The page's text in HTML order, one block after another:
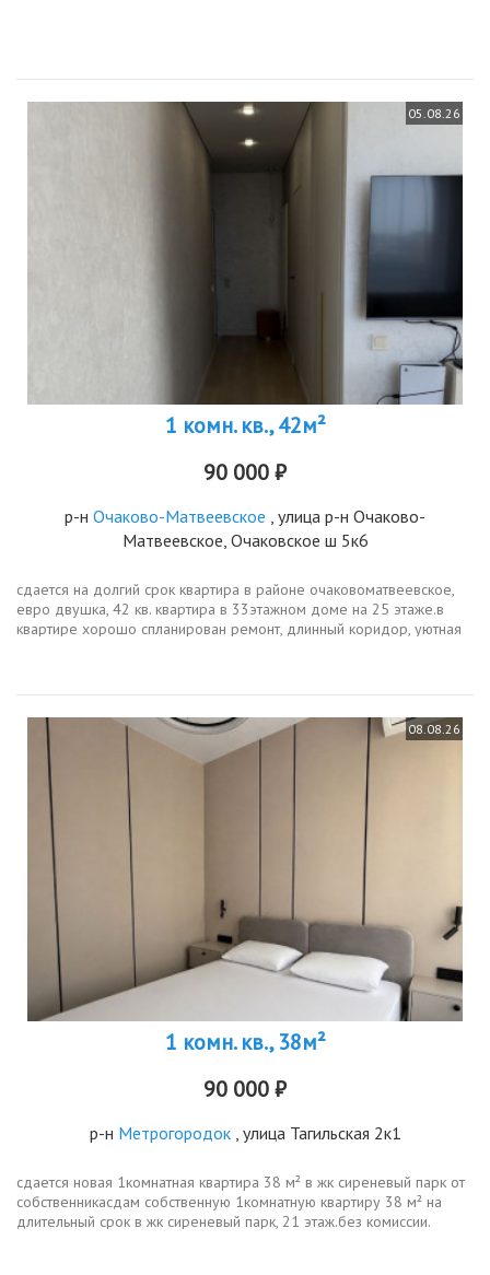
05.08.26
1 комн. кв., 42м²
90 000 ₽
р-н Очаково-Матвеевское , улица р-н Очаково-
Матвеевское, Очаковское ш 5к6
сдается на долгий срок квартира в районе очаковоматвеевское,
евро двушка, 42 кв. квартира в 33этажном доме на 25 этаже.в
квартире хорошо спланирован ремонт, длинный коридор, уютная
08.08.26
1 комн. кв., 38м²
90 000 ₽
р-н Метрогородок, улица Тагильская 2к1
сдается новая 1комнатная квартира 38 м² в жк сиреневый парк от
собственникасдам собственную 1комнатную квартиру 38 м² на
длительный срок в жк сиреневый парк, 21 этаж.без комиссии.